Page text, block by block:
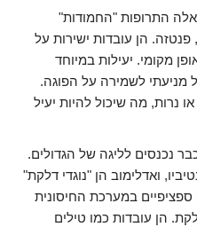
אלה התרופות "החמודות"
הן עובדות ישירות על
מקומי. יעילות במיוחד
מניעתי לשמירה על הפוגה.
נרות, מה שיכול להיות יעיל
נכנסים לליגה של הגדולים.
ואדלימוב הן "נוגדי דלקת"
במערכת החיסונית
הן עובדות כמו טילים